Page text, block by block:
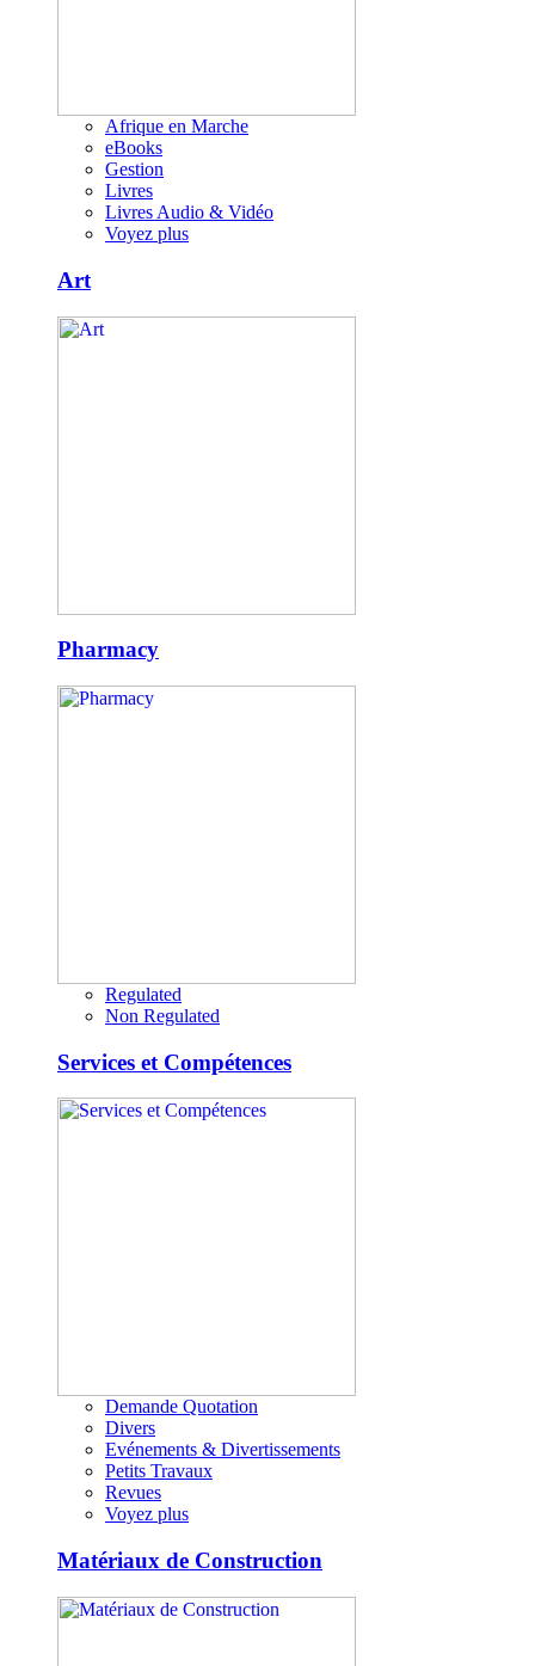
Afrique en Marche
eBooks
Gestion
Livres
Livres Audio & Vidéo
Voyez plus
Art
Pharmacy
Regulated
Non Regulated
Services et Compétences
Demande Quotation
Divers
Evénements & Divertissements
Petits Travaux
Revues
Voyez plus
Matériaux de Construction